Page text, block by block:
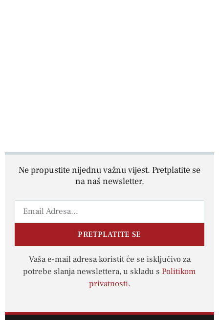
Ne propustite nijednu važnu vijest. Pretplatite se
na naš newsletter.
PRETPLATITE SE
Vaša e-mail adresa koristit će se isključivo za
potrebe slanja newslettera, u skladu s Politikom
privatnosti.